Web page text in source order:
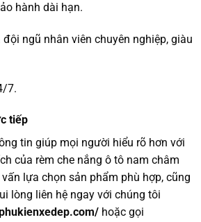
hành dài hạn.
ngũ nhân viên chuyên nghiệp, giàu
7.
tiếp
tin giúp mọi người hiểu rõ hơn với
của rèm che nắng ô tô nam châm
lựa chọn sản phẩm phù hợp, cũng
lòng liên hệ ngay với chúng tôi
hoặc gọi